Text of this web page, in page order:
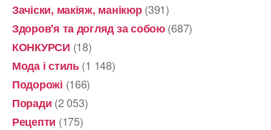
Зачіски, макіяж, манікюр(391)
Здоров'я та догляд за собою(687)
КОНКУРСИ (18)
Мода і стиль(1 148)
Подорожі (166)
Поради (2 053)
Рецепти (175)